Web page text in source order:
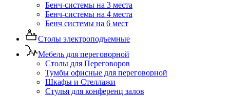
Бенч-системы на 3 места
Бенч-системы на 4 места
Бенч системы на 6 мест
Столы электроподъемные
Мебель для переговорной
Столы для Переговоров
Тумбы офисные для переговорной
Шкафы и Стеллажи
Стулья для конференц залов